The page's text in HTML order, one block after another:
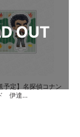
予定】名探偵コナン
伊達...